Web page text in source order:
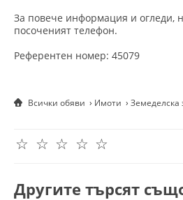
За повече информация и огледи,
посоченият телефон.
Референтен номер: 45079
Всички обяви Имоти Земеделска
☆
☆
☆
☆
☆
Другите търсят